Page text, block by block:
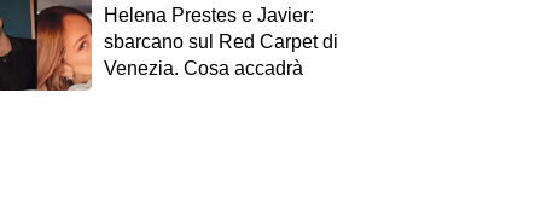
Helena Prestes e Javier:
sbarcano sul Red Carpet di
Venezia. Cosa accadrà